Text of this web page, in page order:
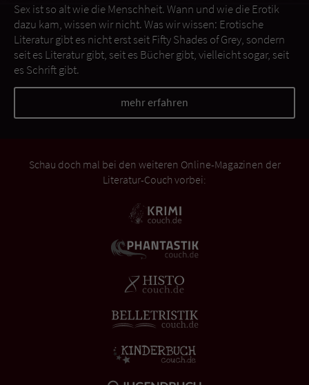
Sex ist so alt wie die Menschheit. Wann und wie die Erotik
dazu kam, wissen wir nicht. Was wir wissen: Erotische
Literatur gibt es nicht erst seit Fifty Shades of Grey, sondern
seit es Literatur gibt, seit es Bücher gibt, vielleicht sogar, seit
es Schrift gibt.
mehr erfahren
Schau doch mal bei den weiteren Online-Magazinen der
Literatur-Couch vorbei: